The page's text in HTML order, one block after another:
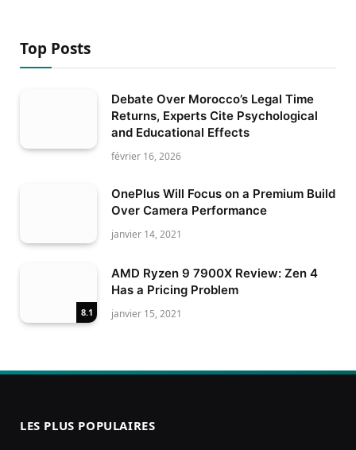
Top Posts
Debate Over Morocco’s Legal Time
Returns, Experts Cite Psychological
and Educational Effects
février 16, 2026
OnePlus Will Focus on a Premium Build
Over Camera Performance
janvier 14, 2021
8.1
AMD Ryzen 9 7900X Review: Zen 4
Has a Pricing Problem
janvier 15, 2021
LES PLUS POPULAIRES